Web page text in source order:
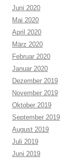
Juni 2020
Mai 2020
April 2020
März 2020
Februar 2020
Januar 2020
Dezember 2019
November 2019
Oktober 2019
September 2019
August 2019
Juli 2019
Juni 2019